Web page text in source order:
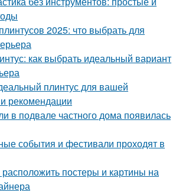
2025: что выбрать для
как выбрать идеальный вариант
плинтус для вашей
рекомендации
в подвале частного дома появилась
события и фестивали проходят в
постеры и картины на